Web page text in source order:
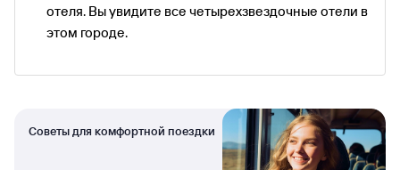
отеля. Вы увидите все четырехзвездочные отели в
этом городе.
Советы для комфортной поездки